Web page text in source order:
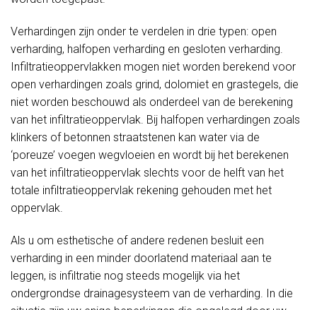
Verhardingen zijn onder te verdelen in drie typen: open
verharding, halfopen verharding en gesloten verharding.
Infiltratieoppervlakken mogen niet worden berekend voor
open verhardingen zoals grind, dolomiet en grastegels, die
niet worden beschouwd als onderdeel van de berekening
van het infiltratieoppervlak. Bij halfopen verhardingen zoals
klinkers of betonnen straatstenen kan water via de
‘poreuze’ voegen wegvloeien en wordt bij het berekenen
van het infiltratieoppervlak slechts voor de helft van het
totale infiltratieoppervlak rekening gehouden met het
oppervlak.
Als u om esthetische of andere redenen besluit een
verharding in een minder doorlatend materiaal aan te
leggen, is infiltratie nog steeds mogelijk via het
ondergrondse drainagesysteem van de verharding. In die